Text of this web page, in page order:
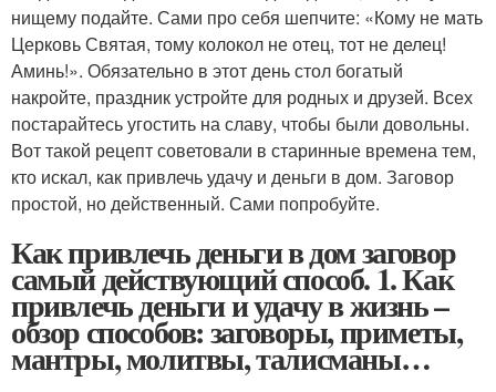
нищему подайте. Сами про себя шепчите: «Кому не мать
Церковь Святая, тому колокол не отец, тот не делец!
Аминь!». Обязательно в этот день стол богатый
накройте, праздник устройте для родных и друзей. Всех
постарайтесь угостить на славу, чтобы были довольны.
Вот такой рецепт советовали в старинные времена тем,
кто искал, как привлечь удачу и деньги в дом. Заговор
простой, но действенный. Сами попробуйте.
Как привлечь деньги в дом заговор
самый действующий способ. 1. Как
привлечь деньги и удачу в жизнь –
обзор способов: заговоры, приметы,
мантры, молитвы, талисманы…